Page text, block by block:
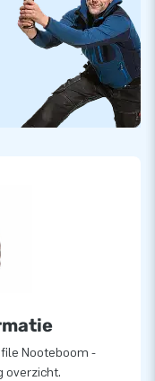
Nooteboom -
overzicht.